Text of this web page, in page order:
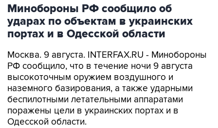
Минобороны РФ сообщило об
ударах по объектам в украинских
портах и в Одесской области
Москва. 9 августа. INTERFAX.RU - Минобороны
РФ сообщило, что в течение ночи 9 августа
высокоточным оружием воздушного и
наземного базирования, а также ударными
беспилотными летательными аппаратами
поражены цели в украинских портах и в
Одесской области.